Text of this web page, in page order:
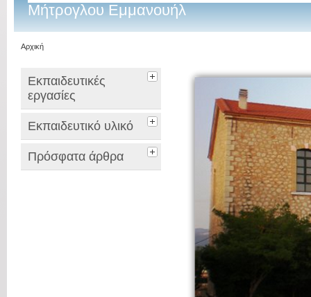
Μήτρογλου Εμμανουήλ
Αρχική
Εκπαιδευτικές
εργασίες
Εκπαιδευτικό υλικό
Πρόσφατα άρθρα